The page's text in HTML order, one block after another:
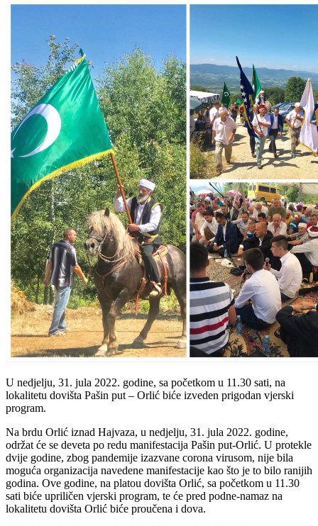
U nedjelju, 31. jula 2022. godine, sa početkom u 11.30 sati, na
lokalitetu dovišta Pašin put – Orlić biće izveden prigodan vjerski
program.
Na brdu Orlić iznad Hajvaza, u nedjelju, 31. jula 2022. godine,
održat će se deveta po redu manifestacija Pašin put-Orlić. U protekle
dvije godine, zbog pandemije izazvane corona virusom, nije bila
moguća organizacija navedene manifestacije kao što je to bilo ranijih
godina. Ove godine, na platou dovišta Orlić, sa početkom u 11.30
sati biće upriličen vjerski program, te će pred podne-namaz na
lokalitetu dovišta Orlić biće proučena i dova.